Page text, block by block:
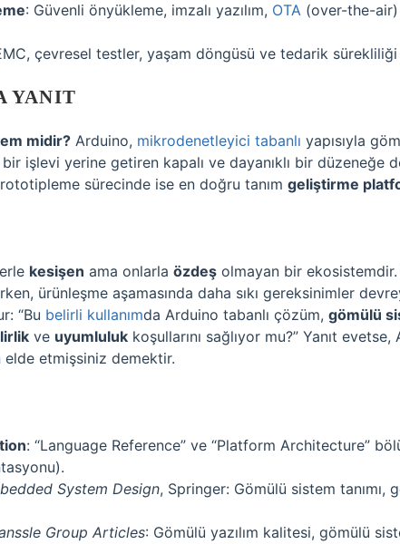
: Güvenli önyükleme, imzalı yazılım, OTA (over-the-
çevresel testler, yaşam döngüsü ve tedarik sürekliliği
YANIT
midir? Arduino, mikrodenetleyici tabanlı yapısıyla
işlevi yerine getiren kapalı ve dayanıklı bir düzeneğe
sürecinde ise en doğru tanım geliştirme
kesişen ama onlarla özdeş olmayan bir ekosistemdir.
ürünleşme aşamasında daha sıkı gereksinimler
“Bu belirli kullanımda Arduino tabanlı çözüm, gömülü
ve uyumluluk koşullarını sağlıyor mu?” Yanıt
etmişsiniz demektir.
: “Language Reference” ve “Platform Architecture”
System Design, Springer: Gömülü sistem tanımı,
Group Articles: Gömülü yazılım kalitesi, gömülü